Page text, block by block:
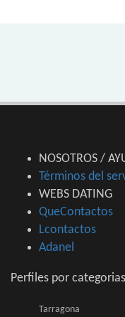
NOSOTROS /
Términos del
WEBS DATING
QueContactos
Lcontactos
Adanel
Perfiles por categorias
Tarragona